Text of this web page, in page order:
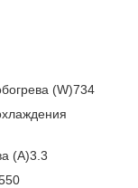
(W)734
(A)3.3